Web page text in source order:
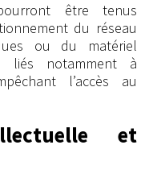
être tenus
du réseau
ou du matériel
liés notamment à
l’accès au
et